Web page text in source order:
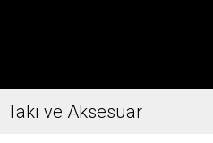
Takı ve Aksesuar